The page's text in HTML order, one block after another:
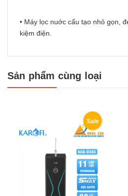
• Máy lọc nuớc cấu tạo nhỏ gọn,
kiệm điện.
Sản phẩm cùng loại
Sale